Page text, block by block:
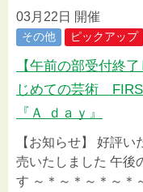
03月22日 開催
その他 ピックアップ
【午前の部受付終
じめての芸術
『Ａ ｄａｙ』
【お知らせ】 好評
売いたしました 午後
す ～＊～＊～＊～＊